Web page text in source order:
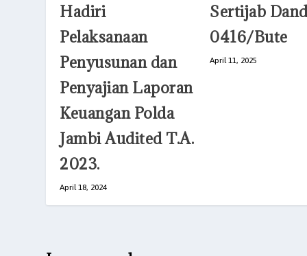
Hadiri
Pelaksanaan
Penyusunan dan
Penyajian Laporan
Keuangan Polda
Jambi Audited T.A.
2023.
April 18, 2024
Sertijab
0416/Bute
April 11, 2025